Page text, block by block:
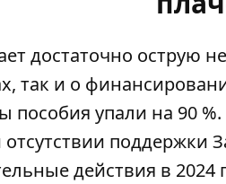
достаточно острую
так и о
пособия упали на 90 %
поддержки
действия в 2024